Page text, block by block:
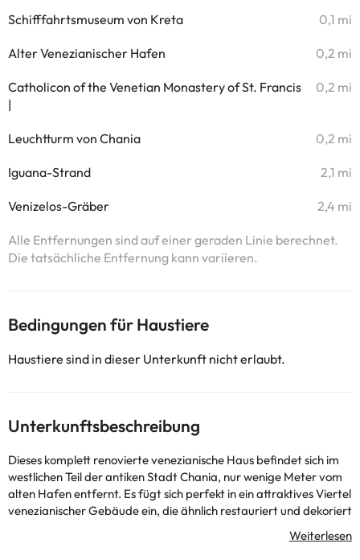
Schifffahrtsmuseum von Kreta 0,1 mi
Alter Venezianischer Hafen 0,2 mi
Catholicon of the Venetian Monastery of St. Francis
|
0,2 mi
Leuchtturm von Chania 0,2 mi
Iguana-Strand 2,1 mi
Venizelos-Gräber 2,4 mi
Alle Entfernungen sind auf einer geraden Linie berechnet.
Die tatsächliche Entfernung kann variieren.
Bedingungen für Haustiere
Haustiere sind in dieser Unterkunft nicht erlaubt.
Unterkunftsbeschreibung
Dieses komplett renovierte venezianische Haus befindet sich im
westlichen Teil der antiken Stadt Chania, nur wenige Meter vom
alten Hafen entfernt. Es fügt sich perfekt in ein attraktives Viertel
venezianischer Gebäude ein, die ähnlich restauriert und dekoriert
wurden und rustikale Kopfsteinpflasterstraßen aufweisen. Es ist
nur etwa 800 m vom nächsten Strand entfernt. Dieses komplett